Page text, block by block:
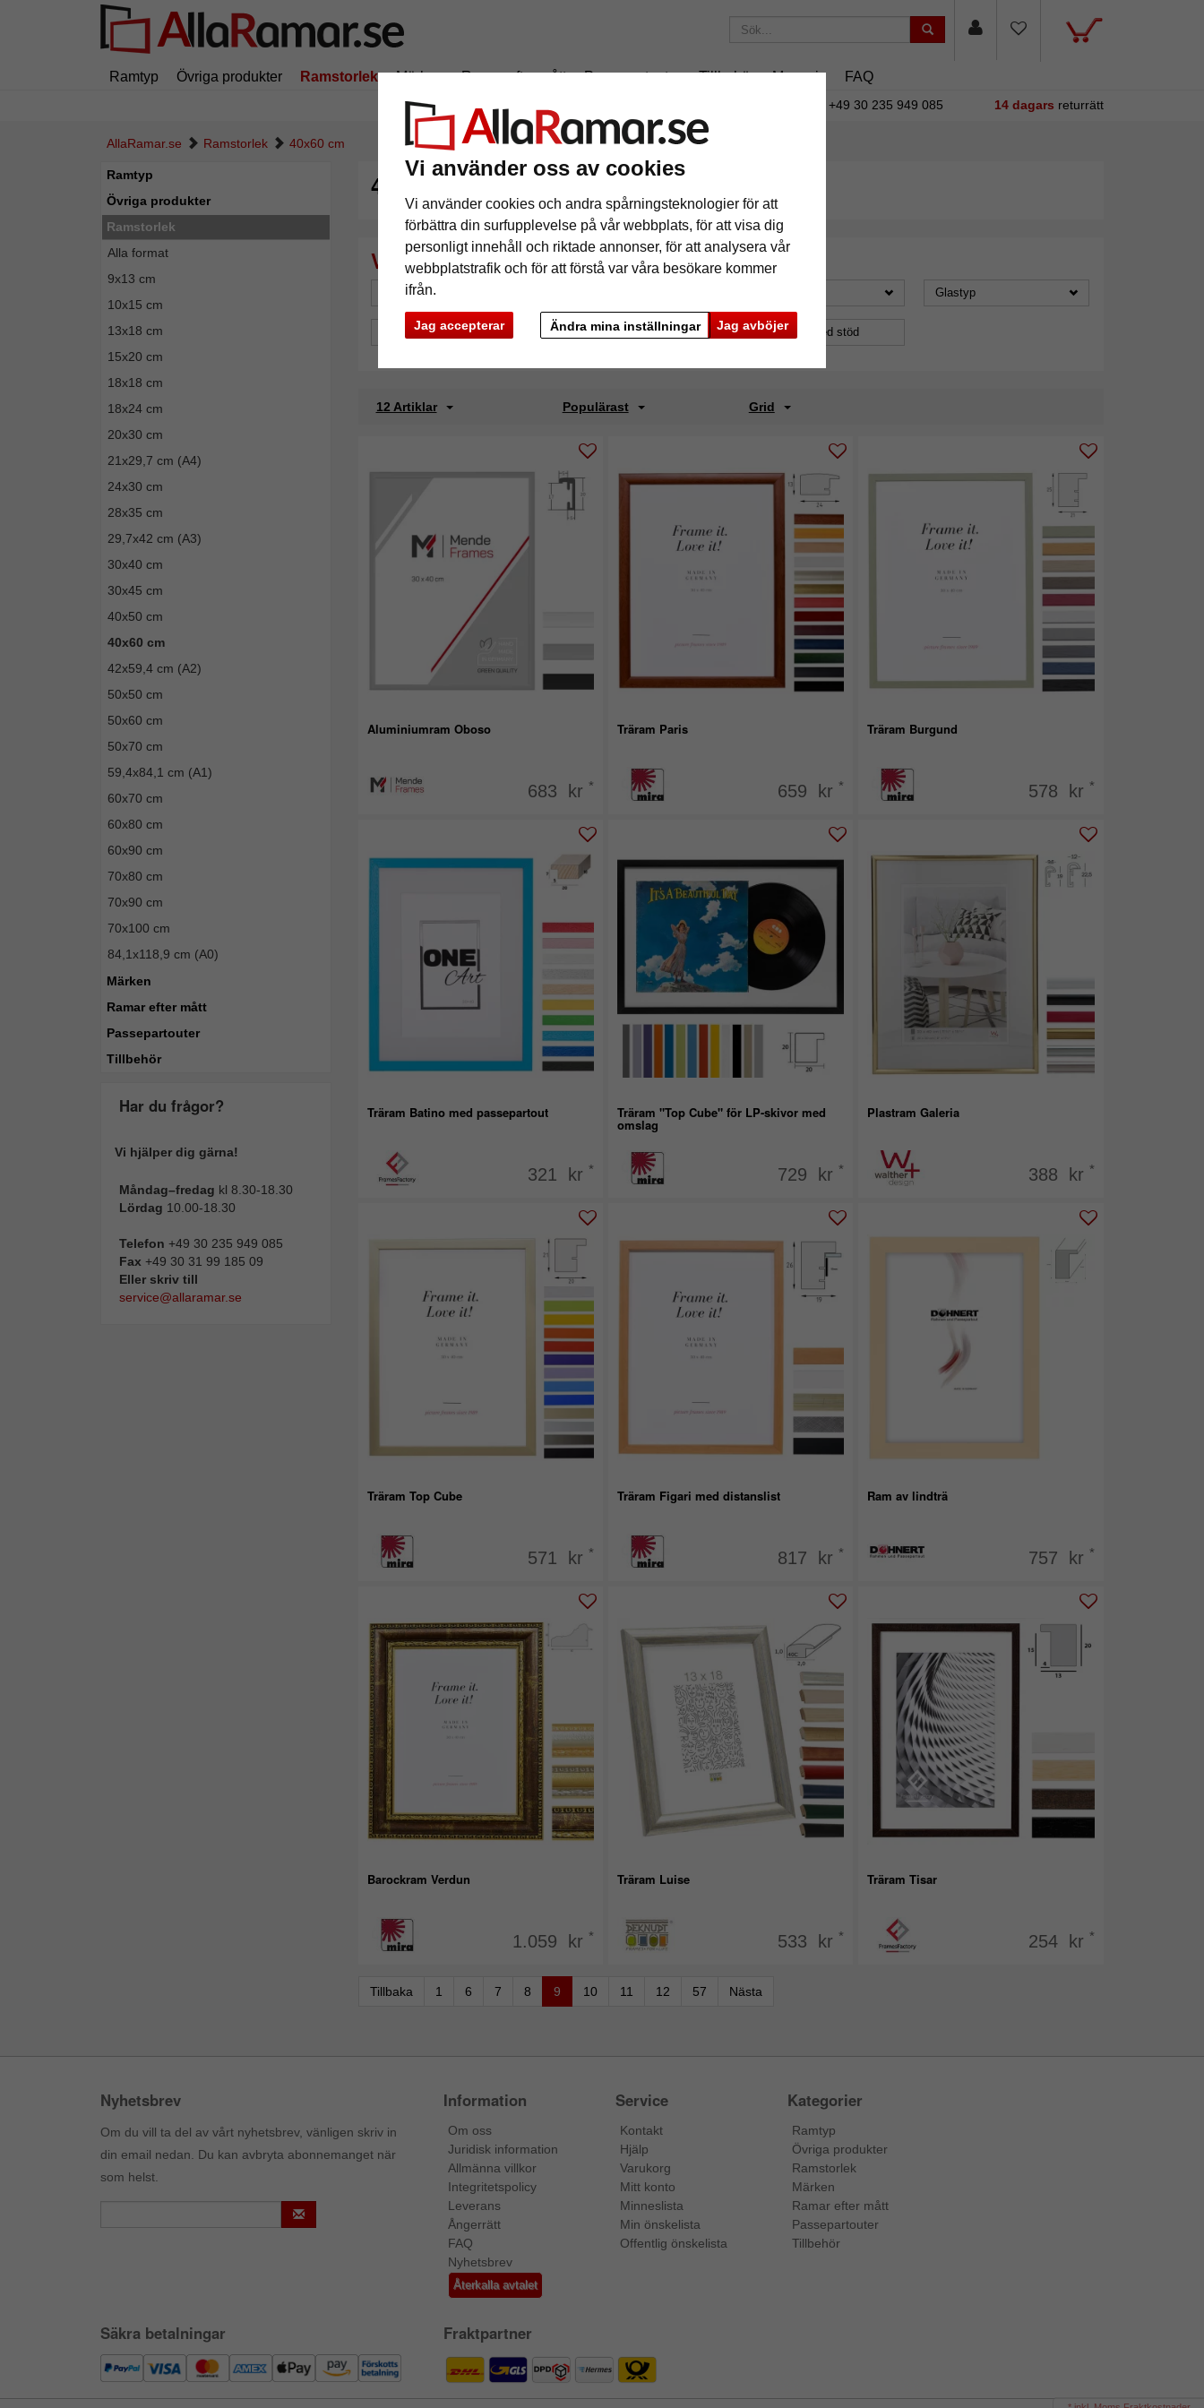
Vi använder oss av cookies
Vi använder cookies och andra spårningsteknologier för att
förbättra din surfupplevelse på vår webbplats, för att visa dig
personligt innehåll och riktade annonser, för att analysera vår
webbplatstrafik och för att förstå var våra besökare kommer
ifrån.
Jag accepterar Jag avböjer
Ändra mina inställningar
Ramtyp Övriga produkter Ramstorlek Märken Ramar efter mått Passepartouter Tillbehör Magasin FAQ
195 kr +49 30 235 949 085 14 dagars returrätt
AllaRamar.se Ramstorlek 40x60 cm
Ramtyp
Övriga produkter
Ramstorlek
Alla format
9x13 cm
10x15 cm
13x18 cm
15x20 cm
18x18 cm
18x24 cm
20x30 cm
21x29,7 cm (A4)
24x30 cm
28x35 cm
29,7x42 cm (A3)
30x40 cm
30x45 cm
40x50 cm
40x60 cm
42x59,4 cm (A2)
50x50 cm
50x60 cm
50x70 cm
59,4x84,1 cm (A1)
60x70 cm
60x80 cm
60x90 cm
70x80 cm
70x90 cm
70x100 cm
84,1x118,9 cm (A0)
Märken
Ramar efter mått
Passepartouter
Tillbehör
Har du frågor?
Vi hjälper dig gärna!
Måndag–fredag kl 8.30-18.30
Lördag 10.00-18.30
Telefon +49 30 235 949 085
Fax +49 30 31 99 185 09
Eller skriv till
service@allaramar.se
40x60 cm
Märke Glastyp
Speciella egenskaper Profilbredd Baksida med stöd
12 Artiklar Populärast Grid
Aluminiumram Oboso
683 kr *
Träram Paris
659 kr *
Träram Burgund
578 kr *
Träram Batino med passepartout
321 kr *
Träram "Top Cube" för LP-skivor med
omslag
729 kr *
Plastram Galeria
388 kr *
Träram Top Cube
571 kr *
Träram Figari med distanslist
817 kr *
Ram av lindträ
757 kr *
Barockram Verdun
1.059 kr *
Träram Luise
533 kr *
Träram Tisar
254 kr *
Tillbaka 1 6 7 8 9 10 11 12 57 Nästa
Nyhetsbrev
Om du vill ta del av vårt nyhetsbrev, vänligen skriv in
din email nedan. Du kan avbryta abonnemanget när
som helst.
Information
Om oss
Juridisk information
Allmänna villkor
Integritetspolicy
Leverans
Ångerrätt
FAQ
Nyhetsbrev
Återkalla avtalet
Service
Kontakt
Hjälp
Varukorg
Mitt konto
Minneslista
Min önskelista
Offentlig önskelista
Kategorier
Ramtyp
Övriga produkter
Ramstorlek
Märken
Ramar efter mått
Passepartouter
Tillbehör
Säkra betalningar Fraktpartner